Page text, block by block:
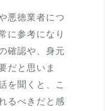
悪徳業者につ
に参考になり
確認や、身元
だと思いま
を聞くと、こ
るべきだと感